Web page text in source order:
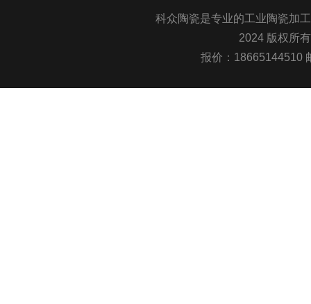
科众陶瓷是专业的工业陶瓷加
2024 版权所
报价：18665144510